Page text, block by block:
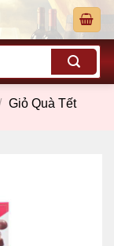
Giỏ Quà Tết